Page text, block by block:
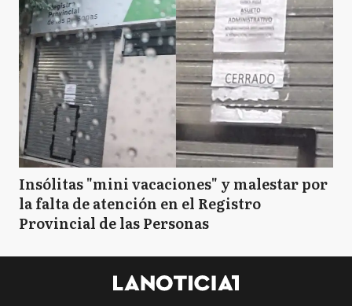
Insólitas "mini vacaciones" y malestar por
la falta de atención en el Registro
Provincial de las Personas